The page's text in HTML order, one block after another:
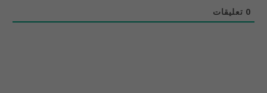
0 تعليقات